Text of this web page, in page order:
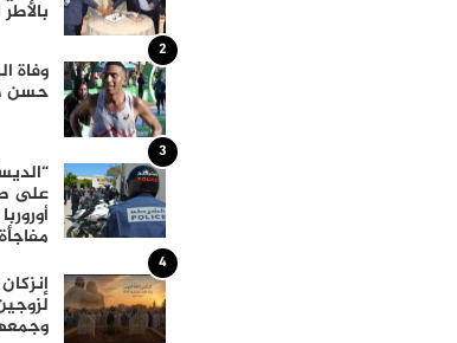
2
وفاة
حسن
3
على
مفاجأة
4